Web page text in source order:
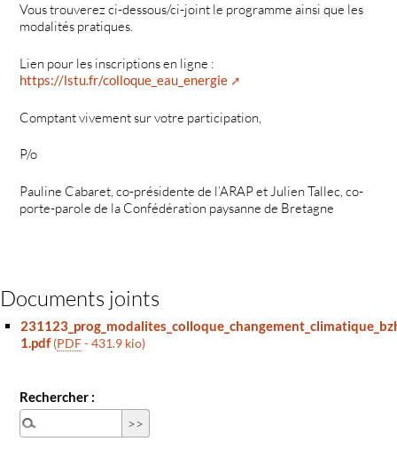
Vous trouverez ci-dessous/ci-joint le programme ainsi que les
modalités pratiques.
Lien pour les inscriptions en ligne :
https://lstu.fr/colloque_eau_energie
Comptant vivement sur votre participation,
P/o
Pauline Cabaret, co-présidente de l’ARAP et Julien Tallec, co-
porte-parole de la Confédération paysanne de Bretagne
Documents joints
1.pdf (PDF-431.9 kio)
Rechercher :